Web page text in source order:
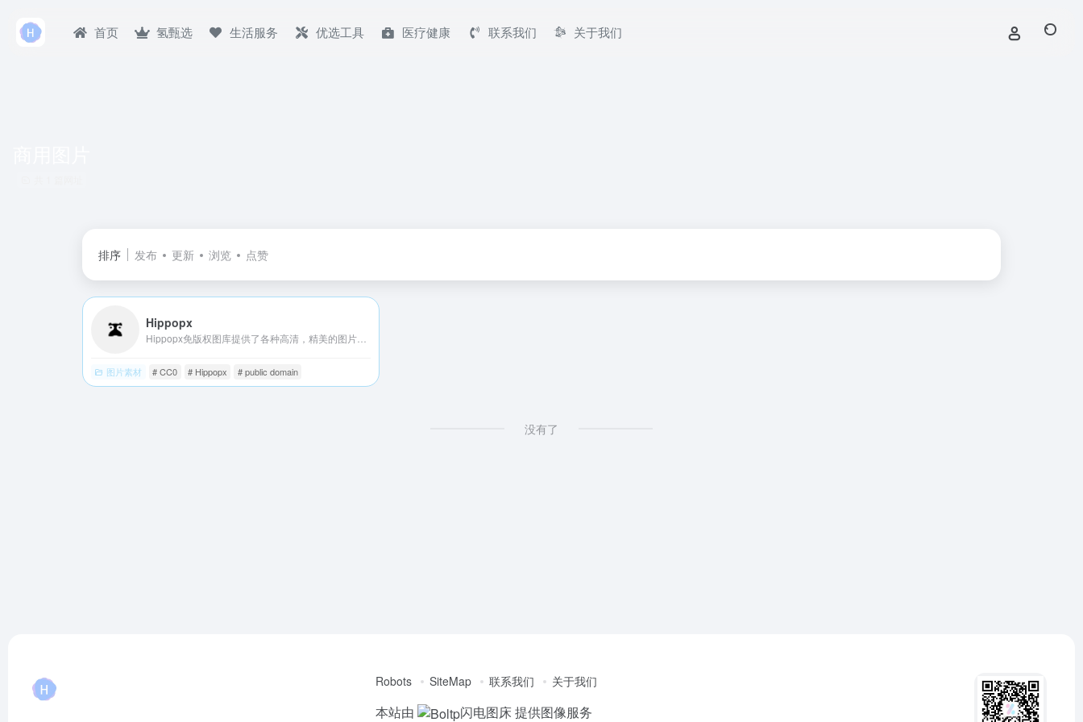
首页 氢甄选 生活服务 优选工具 医疗健康 联系我们 关于我们
排序 发布 更新 浏览 点赞
Hippopx
图片素材 # CC0 # Hippopx # public domain
没有了
Robots SiteMap 联系我们 关于我们
本站由 闪电图床提供图像服务